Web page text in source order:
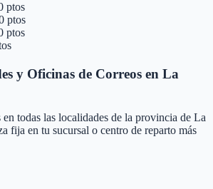
ptos
ptos
ptos
y Oficinas de Correos en La
en todas las localidades de la provincia de La
fija en tu sucursal o centro de reparto más